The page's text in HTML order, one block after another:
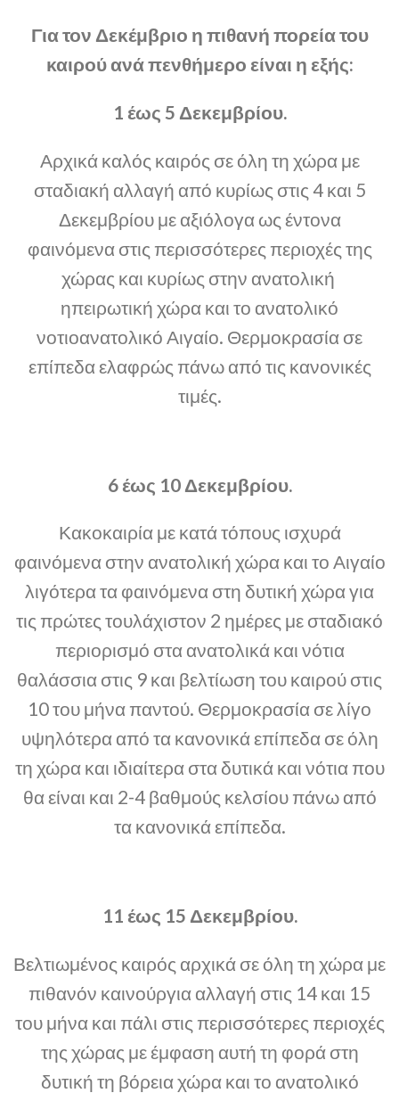
Για τον Δεκέμβριο η πιθανή πορεία του
καιρού ανά πενθήμερο είναι η εξής:
1 έως 5 Δεκεμβρίου.
Αρχικά καλός καιρός σε όλη τη χώρα με
σταδιακή αλλαγή από κυρίως στις 4 και 5
Δεκεμβρίου με αξιόλογα ως έντονα
φαινόμενα στις περισσότερες περιοχές της
χώρας και κυρίως στην ανατολική
ηπειρωτική χώρα και το ανατολικό
νοτιοανατολικό Αιγαίο. Θερμοκρασία σε
επίπεδα ελαφρώς πάνω από τις κανονικές
τιμές.
6 έως 10 Δεκεμβρίου.
Κακοκαιρία με κατά τόπους ισχυρά
φαινόμενα στην ανατολική χώρα και το Αιγαίο
λιγότερα τα φαινόμενα στη δυτική χώρα για
τις πρώτες τουλάχιστον 2 ημέρες με σταδιακό
περιορισμό στα ανατολικά και νότια
θαλάσσια στις 9 και βελτίωση του καιρού στις
10 του μήνα παντού. Θερμοκρασία σε λίγο
υψηλότερα από τα κανονικά επίπεδα σε όλη
τη χώρα και ιδιαίτερα στα δυτικά και νότια που
θα είναι και 2-4 βαθμούς κελσίου πάνω από
τα κανονικά επίπεδα.
11 έως 15 Δεκεμβρίου.
Βελτιωμένος καιρός αρχικά σε όλη τη χώρα με
πιθανόν καινούργια αλλαγή στις 14 και 15
του μήνα και πάλι στις περισσότερες περιοχές
της χώρας με έμφαση αυτή τη φορά στη
δυτική τη βόρεια χώρα και το ανατολικό